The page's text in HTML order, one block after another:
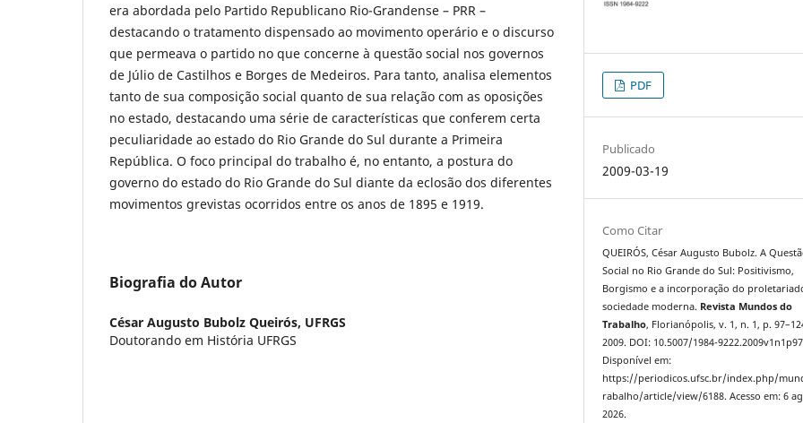
era abordada pelo Partido Republicano Rio-Grandense – PRR –
destacando o tratamento dispensado ao movimento operário e o discurso
que permeava o partido no que concerne à questão social nos governos
de Júlio de Castilhos e Borges de Medeiros. Para tanto, analisa elementos
tanto de sua composição social quanto de sua relação com as oposições
no estado, destacando uma série de características que conferem certa
peculiaridade ao estado do Rio Grande do Sul durante a Primeira
República. O foco principal do trabalho é, no entanto, a postura do
governo do estado do Rio Grande do Sul diante da eclosão dos diferentes
movimentos grevistas ocorridos entre os anos de 1895 e 1919.
Biografia do Autor
César Augusto Bubolz Queirós, UFRGS
Doutorando em História UFRGS
PDF
Publicado
2009-03-19
Como Citar
QUEIRÓS, César Augusto Bubolz. A
Social no Rio Grande do Sul: Positivismo,
Borgismo e a incorporação do
sociedade moderna. Revista Mundos do
Trabalho, Florianópolis, v. 1, n. 1, p.
2009. DOI: 10.5007/1984-
Disponível em:
https://periodicos.ufsc.br/index.php/
rabalho/article/view/6188. Acesso em: 6
2026.